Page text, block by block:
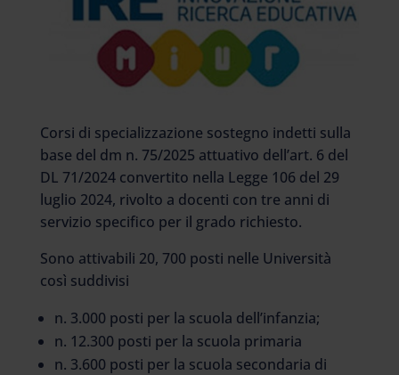
Corsi di specializzazione sostegno indetti sulla
base del dm n. 75/2025 attuativo dell’art. 6 del
DL 71/2024 convertito nella Legge 106 del 29
luglio 2024, rivolto a docenti con tre anni di
servizio specifico per il grado richiesto.
Sono attivabili 20, 700 posti nelle Università
così suddivisi
n. 3.000 posti per la scuola dell’infanzia;
n. 12.300 posti per la scuola primaria
n. 3.600 posti per la scuola secondaria di